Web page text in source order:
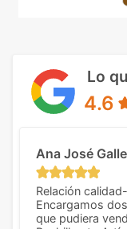
Lo
4.6
Ana José
Relación
Encargamos
que pudiera